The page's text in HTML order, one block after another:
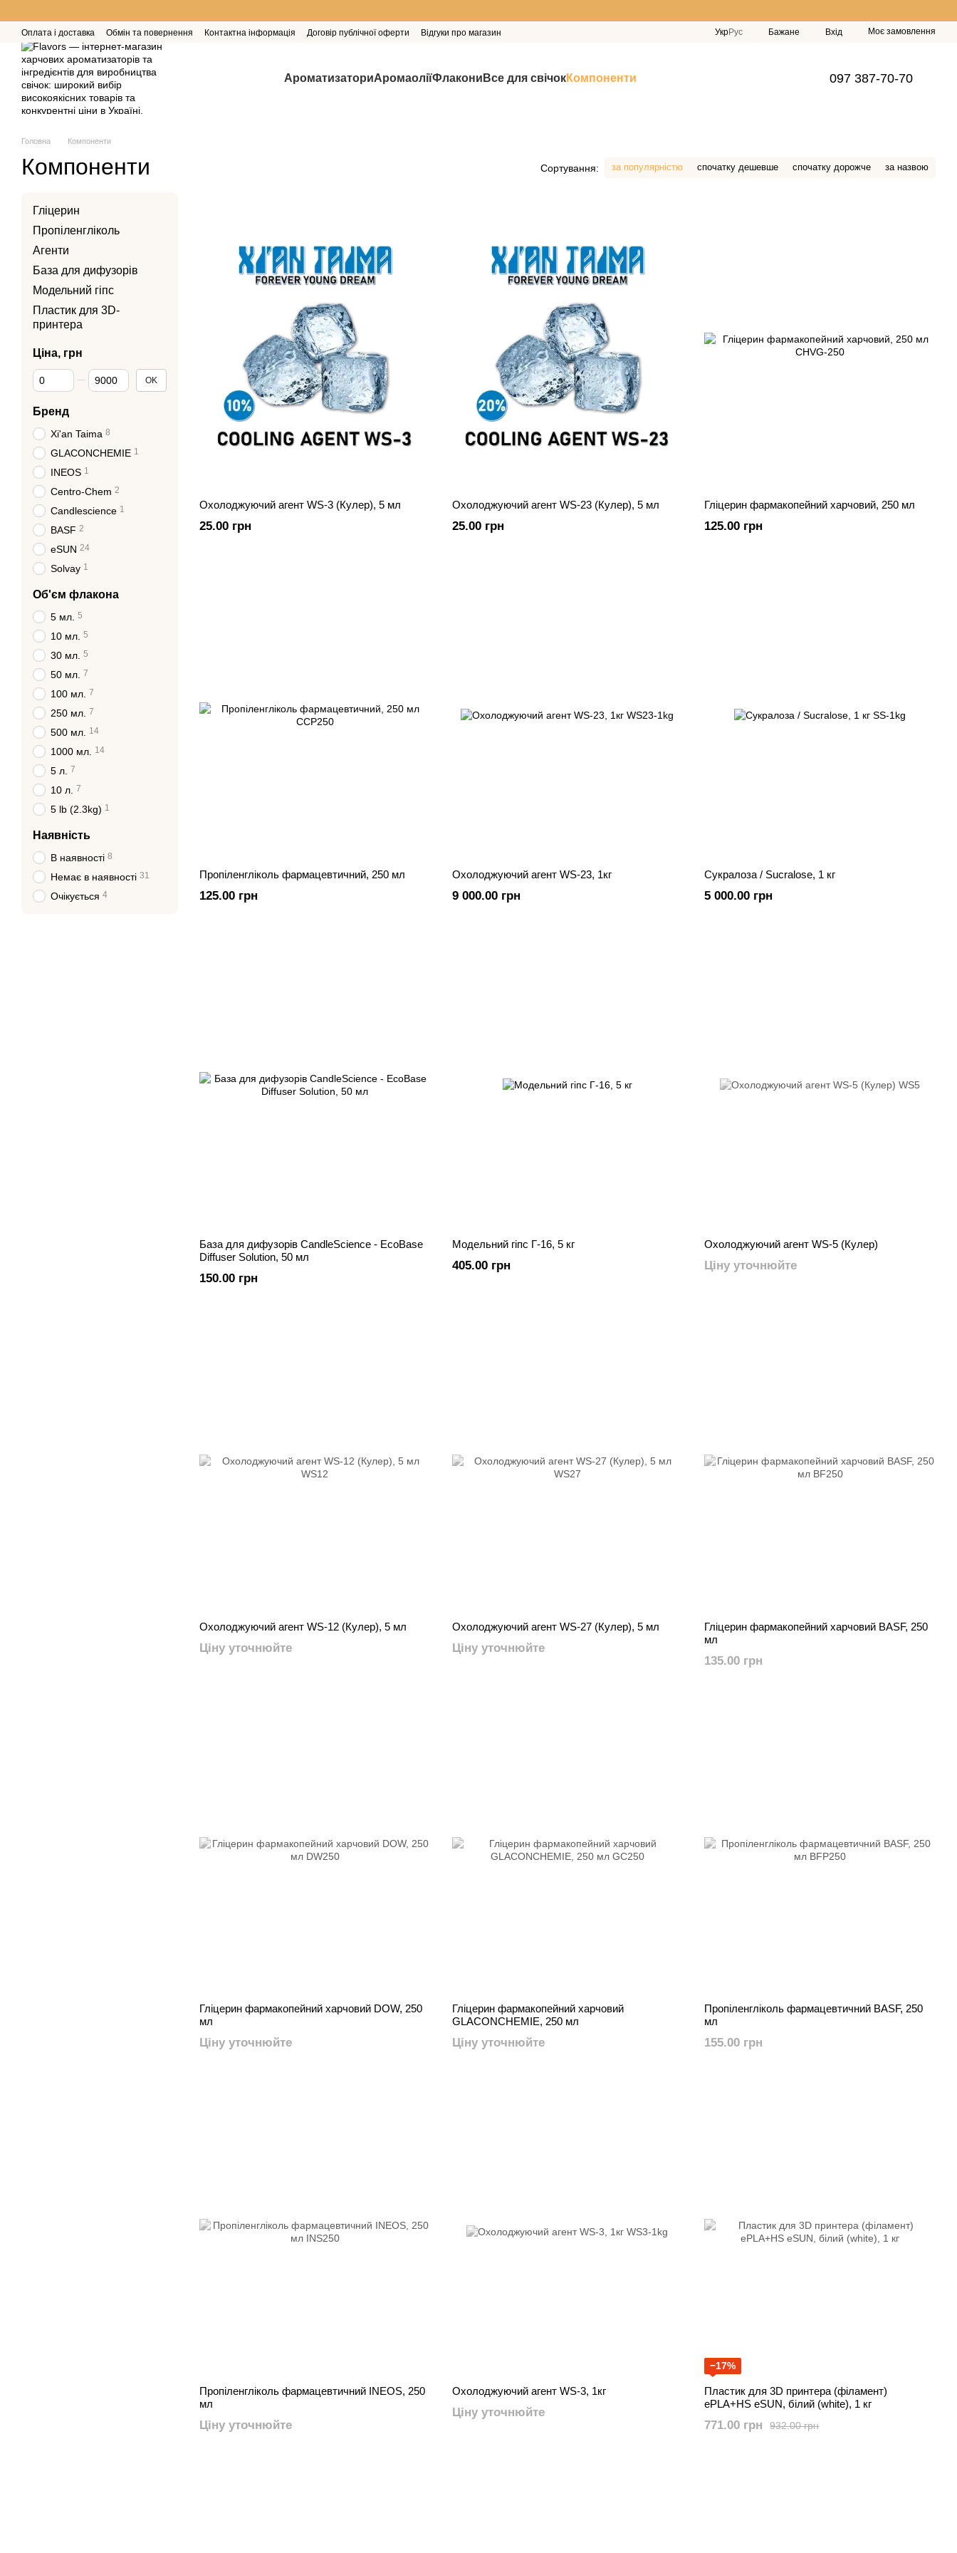
Оплата і доставка Обмін та повернення Контактна інформація Договір публічної оферти Відгуки про магазин УкрРус Бажане Вхід Моє замовлення
АроматизаториАромаоліїФлакони Все для свічокКомпоненти 097 387-70-70
Головна Компоненти
Компоненти Сортування: за популярністю спочатку дешевше спочатку дорожче за назвою
Охолоджуючий агент WS-3 (Кулер), 5 мл
25.00 грн
Охолоджуючий агент WS-23 (Кулер), 5 мл
25.00 грн
Гліцерин фармакопейний харчовий, 250 мл
125.00 грн
Пропіленгліколь фармацевтичний, 250 мл
125.00 грн
Охолоджуючий агент WS-23, 1кг
9 000.00 грн
Сукралоза / Sucralose, 1 кг
5 000.00 грн
База для дифузорів CandleScience - EcoBase
Diffuser Solution, 50 мл
150.00 грн
Модельний гіпс Г-16, 5 кг
405.00 грн
Охолоджуючий агент WS-5 (Кулер)
Ціну уточнюйте
Охолоджуючий агент WS-12 (Кулер), 5 мл
Ціну уточнюйте
Охолоджуючий агент WS-27 (Кулер), 5 мл
Ціну уточнюйте
Гліцерин фармакопейний харчовий BASF, 250
мл
135.00 грн
Гліцерин фармакопейний харчовий DOW, 250
мл
Ціну уточнюйте
Гліцерин фармакопейний харчовий
GLACONCHEMIE, 250 мл
Ціну уточнюйте
Пропіленгліколь фармацевтичний BASF, 250
мл
155.00 грн
Пропіленгліколь фармацевтичний INEOS, 250
мл
Ціну уточнюйте
Охолоджуючий агент WS-3, 1кг
Ціну уточнюйте
−17%
Пластик для 3D принтера (філамент)
ePLA+HS eSUN, білий (white), 1 кг
932.00 грн
771.00 грн
Гліцерин
Пропіленгліколь
Агенти
База для дифузорів
Модельний гіпс
Пластик для 3D-
принтера
Ціна, грн
Від Ціна, грн
До Ціна, грн OK
Бренд
Xi'an Taima 8
GLACONCHEMIE 1
INEOS 1
Centro-Chem 2
Candlescience 1
BASF 2
eSUN 24
Solvay 1
Об'єм флакона
5 мл. 5
10 мл. 5
30 мл. 5
50 мл. 7
100 мл. 7
250 мл. 7
500 мл. 14
1000 мл. 14
5 л. 7
10 л. 7
5 lb (2.3kg) 1
Наявність
В наявності 8
Немає в наявності 31
Очікується 4